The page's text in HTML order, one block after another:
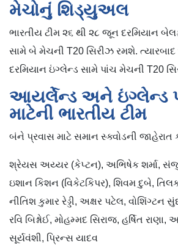
મેચોનું શિડ્યુઅલ
ભારતીય ટીમ ૨૬ થી ૨૮ જૂન દરમિયાન
સામે બે મેચની T20 સિરીઝ રમશે. ત્યારબાદ
દરમિયાન ઇંગ્લેન્ડ સામે પાંચ મેચની T20
આયર્લેન્ડ અને ઇંગ્લેન્ડ
માટેની ભારતીય ટીમ
બંને પ્રવાસ માટે સમાન સ્ક્વોડની જાહેરાત
શ્રેયસ અય્યર (કેપ્ટન), અભિષેક શર્મા,
ઇશાન કિશન (વિકેટકિપર), શિવમ દુબે,
નીતિશ કુમાર રેડ્ડી, અક્ષર પટેલ, વોશિંગ્ટન
રવિ બિશ્નોઈ, મોહમ્મદ સિરાજ, હર્ષિત
સૂર્યવંશી, પ્રિન્સ યાદવ